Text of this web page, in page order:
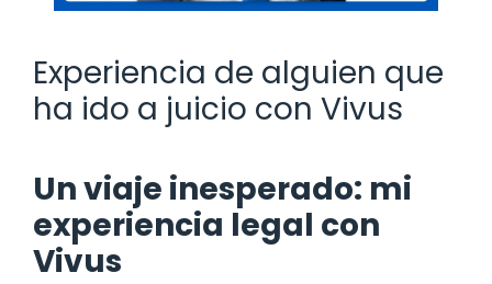
Experiencia de alguien que
ha ido a juicio con Vivus
Un viaje inesperado: mi
experiencia legal con
Vivus